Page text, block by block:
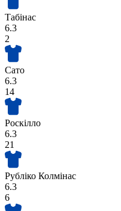
Табінас
6.3
2
Сато
6.3
14
Роскілло
6.3
21
Рубліко Колмінас
6.3
6